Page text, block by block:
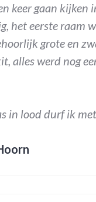
keer gaan
het eerste raam
grote en
alles werd nog
in lood durf ik